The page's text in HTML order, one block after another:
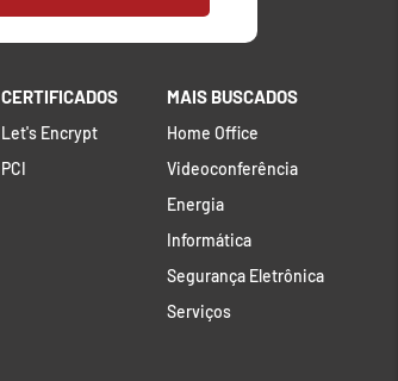
CERTIFICADOS
Let's Encrypt
PCI
MAIS BUSCADOS
Home Office
Videoconferência
Energia
Informática
Segurança Eletrônica
Serviços